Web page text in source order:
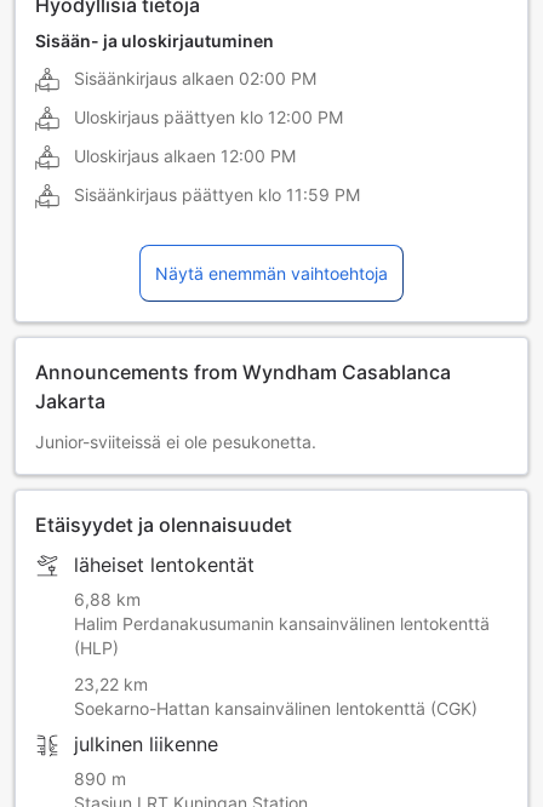
Hyödyllisiä tietoja
Sisään- ja uloskirjautuminen
Sisäänkirjaus alkaen 02:00 PM
Uloskirjaus päättyen klo 12:00 PM
Uloskirjaus alkaen 12:00 PM
Sisäänkirjaus päättyen klo 11:59 PM
Näytä enemmän vaihtoehtoja
Announcements from Wyndham Casablanca
Jakarta
Junior-sviiteissä ei ole pesukonetta.
Etäisyydet ja olennaisuudet
läheiset lentokentät
6,88 km
Halim Perdanakusumanin kansainvälinen lentokenttä
(HLP)
23,22 km
Soekarno-Hattan kansainvälinen lentokenttä (CGK)
julkinen liikenne
890 m